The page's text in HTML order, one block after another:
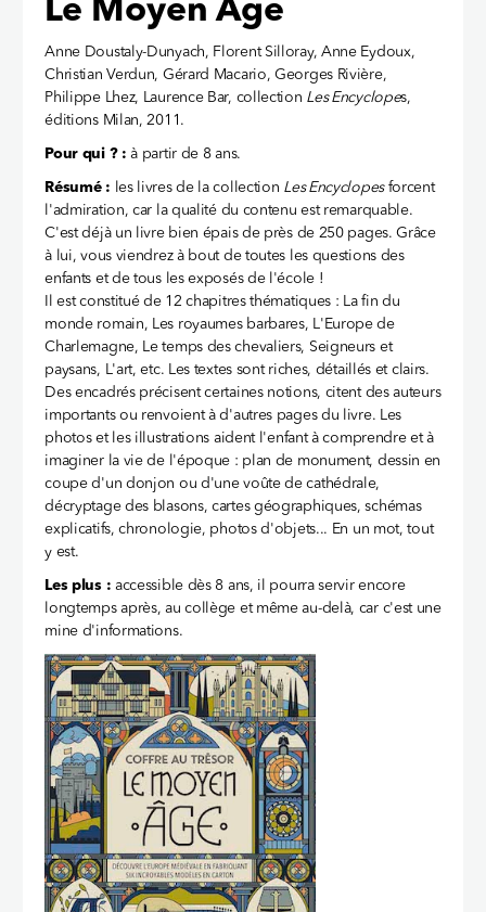
Le Moyen Âge
Anne Doustaly-Dunyach, Florent Silloray, Anne Eydoux,
Christian Verdun, Gérard Macario, Georges Rivière,
Philippe Lhez, Laurence Bar, collection Les Encyclopes,
éditions Milan, 2011.
Pour qui ? : à partir de 8 ans.
Résumé : les livres de la collection Les Encyclopesforcent
l'admiration, car la qualité du contenu est remarquable.
C'est déjà un livre bien épais de près de 250 pages. Grâce
à lui, vous viendrez à bout de toutes les questions des
enfants et de tous les exposés de l'école !
Il est constitué de 12 chapitres thématiques : La fin du
monde romain, Les royaumes barbares, L'Europe de
Charlemagne, Le temps des chevaliers, Seigneurs et
paysans, L'art, etc. Les textes sont riches, détaillés et clairs.
Des encadrés précisent certaines notions, citent des auteurs
importants ou renvoient à d'autres pages du livre. Les
photos et les illustrations aident l'enfant à comprendre et à
imaginer la vie de l'époque : plan de monument, dessin en
coupe d'un donjon ou d'une voûte de cathédrale,
décryptage des blasons, cartes géographiques, schémas
explicatifs, chronologie, photos d'objets... En un mot, tout
y est.
Les plus : accessible dès 8 ans, il pourra servir encore
longtemps après, au collège et même au-delà, car c'est une
mine d'informations.